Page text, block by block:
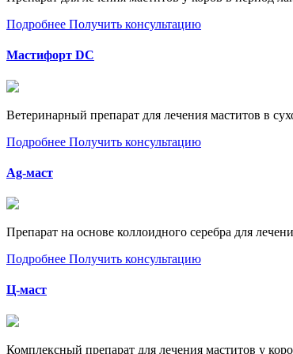
Подробнее Получить консультацию
Мастифорт DC
Ветеринарный препарат для лечения маститов в
Подробнее Получить консультацию
Ag-маст
Препарат на основе коллоидного серебра для
Подробнее Получить консультацию
Ц-маст
Комплексный препарат для лечения маститов у